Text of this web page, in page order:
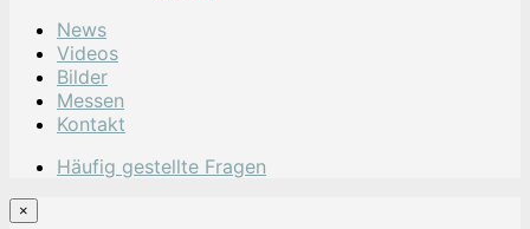
News
Videos
Bilder
Messen
Kontakt
Häufig gestellte Fragen
×